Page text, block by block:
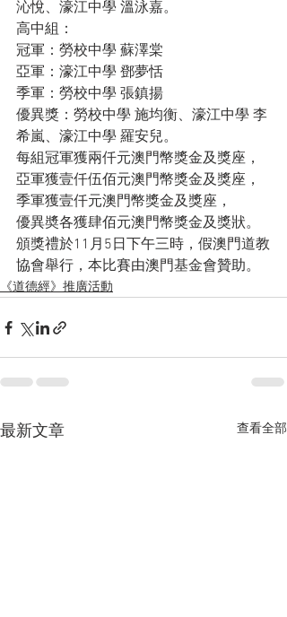
沁悅、濠江中學 溫泳嘉。
高中組：
冠軍：勞校中學 蘇澤棠
亞軍：濠江中學 鄧夢恬
季軍：勞校中學 張鎮揚
優異獎：勞校中學 施均衡、濠江中學 李
希嵐、濠江中學 羅安兒。
每組冠軍獲兩仟元澳門幣獎金及獎座，
亞軍獲壹仟伍佰元澳門幣獎金及獎座，
季軍獲壹仟元澳門幣獎金及獎座，
優異奬各獲肆佰元澳門幣獎金及獎狀。
頒獎禮於11月5日下午三時，假澳門道教
協會舉行，本比賽由澳門基金會贊助。
《道德經》推廣活動
最新文章 查看全部